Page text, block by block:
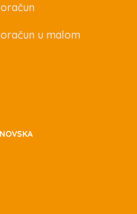
u malom